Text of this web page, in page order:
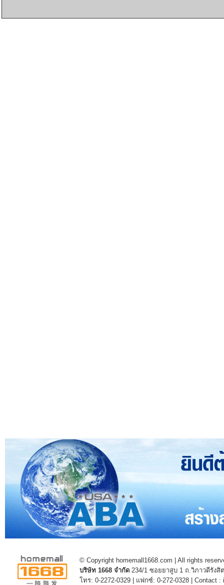
© Copyright homemall1668.com | All rights
บริษัท 1668 จำกัด 234/1 ซอยยาสูบ 1 ถ.วิภาวดีรัง
โทร: 0-2272-0329 | แฟกซ์: 0-272-0328 | Contact